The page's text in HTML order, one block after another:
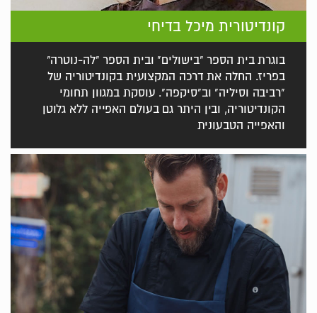
קונדיטורית מיכל בדיחי
בוגרת בית הספר "בישולים" ובית הספר "לה-נוטרה"
בפריז. החלה את דרכה המקצועית בקונדיטוריה של
"רביבה וסיליה" וב"סיקפה". עוסקת במגוון תחומי
הקונדיטוריה, ובין היתר גם בעולם האפייה ללא גלוטן
והאפייה הטבעונית